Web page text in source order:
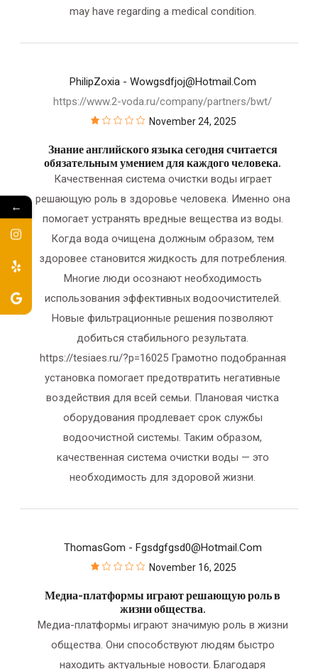
may have regarding a medical condition.
PhilipZoxia - Wowgsdfjoj@hotmail.com
https://www.2-voda.ru/company/partners/bwt/
November 24, 2025
Знание английского языка сегодня считается
обязательным умением для каждого человека.
Качественная система очистки воды играет
решающую роль в здоровье человека. Именно она
помогает устранять вредные вещества из воды.
Когда вода очищена должным образом, тем
здоровее становится жидкость для потребления.
Многие люди осознают необходимость
использования эффективных водоочистителей.
Новые фильтрационные решения позволяют
добиться стабильного результата.
https://tesiaes.ru/?p=16025 Грамотно подобранная
установка помогает предотвратить негативные
воздействия для всей семьи. Плановая чистка
оборудования продлевает срок службы
водоочистной системы. Таким образом,
качественная система очистки воды — это
необходимость для здоровой жизни.
ThomasGom - Fgsdgfgsd0@hotmail.com
November 16, 2025
Медиа-платформы играют решающую роль в
жизни общества.
Медиа-платформы играют значимую роль в жизни
общества. Они способствуют людям быстро
находить актуальные новости. Благодаря
←